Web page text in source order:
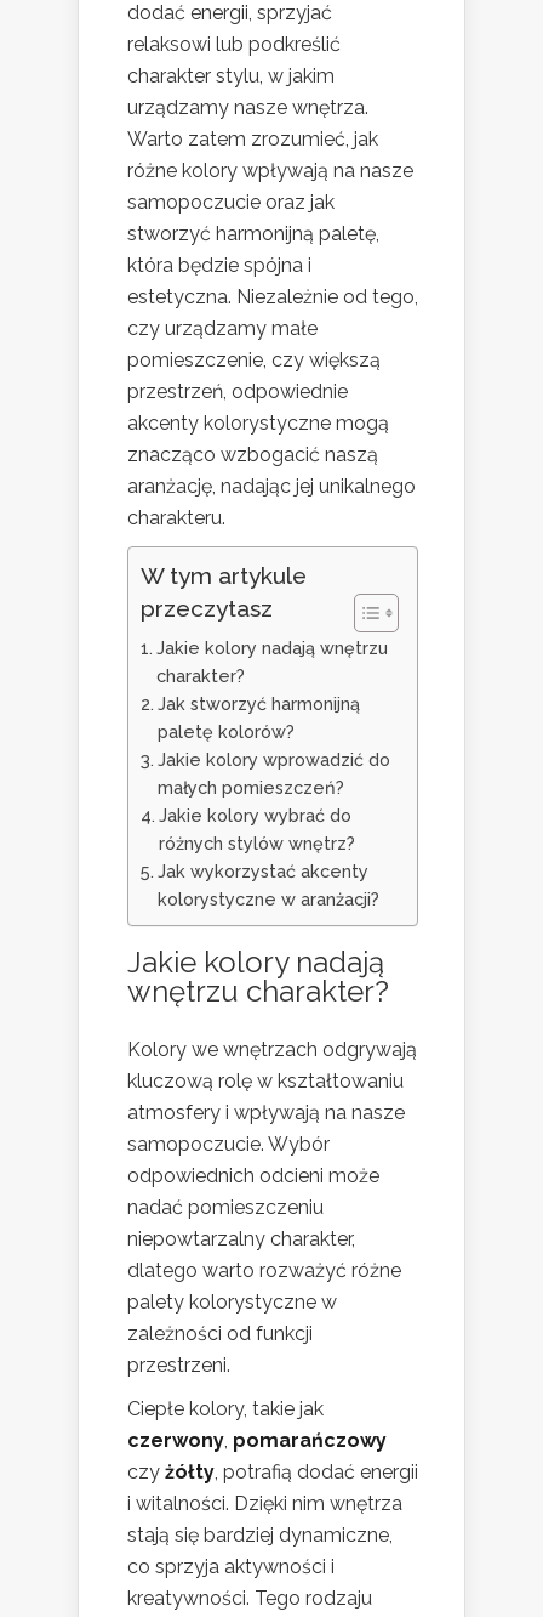
dodać energii, sprzyjać
relaksowi lub podkreślić
charakter stylu, w jakim
urządzamy nasze wnętrza.
Warto zatem zrozumieć, jak
różne kolory wpływają na nasze
samopoczucie oraz jak
stworzyć harmonijną paletę,
która będzie spójna i
estetyczna. Niezależnie od tego,
czy urządzamy małe
pomieszczenie, czy większą
przestrzeń, odpowiednie
akcenty kolorystyczne mogą
znacząco wzbogacić naszą
aranżację, nadając jej unikalnego
charakteru.
W tym artykule
przeczytasz
Jakie kolory nadają wnętrzu
charakter?
Jak stworzyć harmonijną
paletę kolorów?
Jakie kolory wprowadzić do
małych pomieszczeń?
Jakie kolory wybrać do
różnych stylów wnętrz?
Jak wykorzystać akcenty
kolorystyczne w aranżacji?
Jakie kolory nadają
wnętrzu charakter?
Kolory we wnętrzach odgrywają
kluczową rolę w kształtowaniu
atmosfery i wpływają na nasze
samopoczucie. Wybór
odpowiednich odcieni może
nadać pomieszczeniu
niepowtarzalny charakter,
dlatego warto rozważyć różne
palety kolorystyczne w
zależności od funkcji
przestrzeni.
Ciepłe kolory, takie jak
czerwony, pomarańczowy
czy żółty, potrafią dodać energii
i witalności. Dzięki nim wnętrza
stają się bardziej dynamiczne,
co sprzyja aktywności i
kreatywności. Tego rodzaju